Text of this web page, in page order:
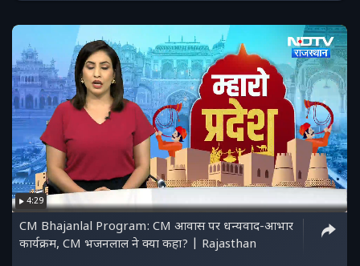
4:29
CM Bhajanlal Program: CM आवास पर धन्यवाद-आभार
कार्यक्रम, CM भजनलाल ने क्या कहा? | Rajasthan